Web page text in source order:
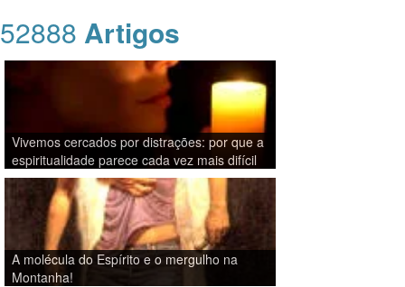
52888 Artigos
Vivemos cercados por distrações: por que a
espiritualidade parece cada vez mais difícil
A molécula do Espírito e o mergulho na
Montanha!